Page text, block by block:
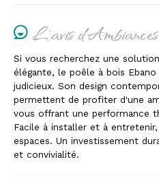
L'avis
Si vous recherchez une
élégante, le poêle à bois
judicieux. Son design
permettent de profiter d'une
vous offrant une performance
Facile à installer et à
espaces. Un investissement
et convivialité.